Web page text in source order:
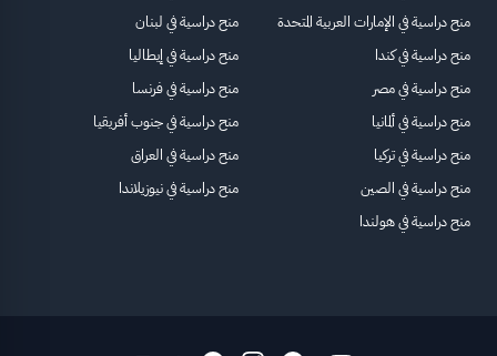
منح دراسية في الإمارات العربية المتحدة
منح دراسية في كندا
منح دراسية في مصر
منح دراسية في ألمانيا
منح دراسية في تركيا
منح دراسية في الصين
منح دراسية في هولندا
منح دراسية في لبنان
منح دراسية في إيطاليا
منح دراسية في فرنسا
منح دراسية في جنوب أفريقيا
منح دراسية في العراق
منح دراسية في نيوزيلاندا